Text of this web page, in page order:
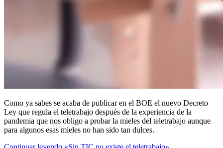
Como ya sabes se acaba de publicar en el BOE el nuevo Decreto
Ley que regula el teletrabajo después de la experiencia de la
pandemia que nos obligo a probar la mieles del teletrabajo aunque
para algunos esas mieles no han sido tan dulces.